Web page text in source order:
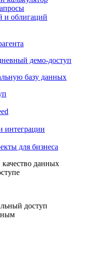
и облигаций
демо-доступ
базу данных
интеграции
для бизнеса
данных
доступ